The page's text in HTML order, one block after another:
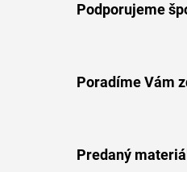
Podporujeme
Poradíme Vám
Predaný